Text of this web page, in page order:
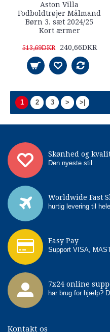
Aston Villa
Fodboldtrøjer Målmand
Børn 3. sæt 2024/25
Kort ærmer
513,69DKR 240,66DKR
1 2 3 > >|
Skønhed og
Den nyeste stil
Worldwide Fast
hurtig levering til
Easy Pay
Support VISA,
7x24 online
har brug for hjælp?
Kontakt os